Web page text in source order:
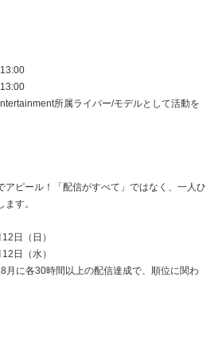
所属ライバー/モデルとして活動を
アピール！「配信がすべて」ではなく、一人ひ
す。
日（日）
日（水）
8月に各30時間以上の配信達成で、順位に関わ